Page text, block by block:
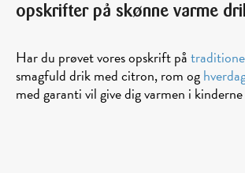
opskrifter på skønne varme
Har du prøvet vores opskrift på
smagfuld drik med citron, rom og
med garanti vil give dig varmen i